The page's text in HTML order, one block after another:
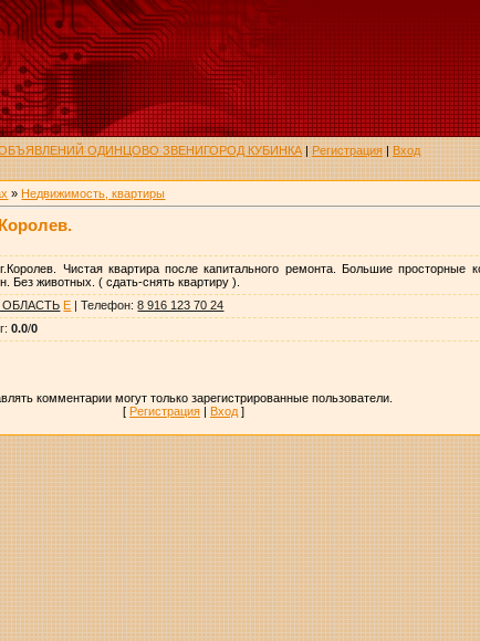
ОБЪЯВЛЕНИЙ ОДИНЦОВО ЗВЕНИГОРОД КУБИНКА|Регистрация|Вход
» Недвижимость, квартиры
Чистая квартира после капитального ремонта. Большие
Без животных. ( сдать-снять квартиру ).
E |Телефон:8 916 123 70 24
:0.0/0
комментарии могут только зарегистрированные пользователи.
[ Регистрация| Вход]